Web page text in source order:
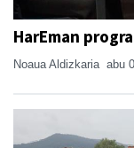
HarEman
Noaua Aldizkaria abu